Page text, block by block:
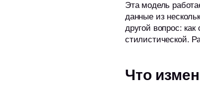
Эта модель
данные из
другой вопрос:
стилистической.
Что